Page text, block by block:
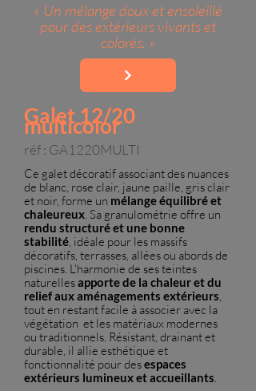
« Un mélange doux et ensoleillé
pour des extérieurs vivants et
colorés. »
Galet 12/20
multicolor
réf : GA1220MULTI
Ce galet décoratif associant des nuances
de blanc, rose clair, jaune paille, gris clair
et noir, forme un mélange équilibré et
chaleureux. Sa granulométrie offre un
rendu structuré et une bonne
stabilité, idéale pour les massifs
décoratifs, terrasses, allées ou abords de
piscines. L'harmonie de ses teintes
naturellesapporte de la chaleur et du
relief aux aménagements extérieurs,
tout en restant facile à associer avec la
végétation et les matériaux modernes
ou traditionnels. Résistant, drainant et
durable, il allie esthétique et
fonctionnalité pour desespaces
extérieurs lumineux et accueillants.